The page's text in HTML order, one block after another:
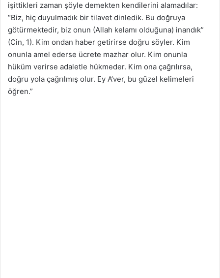
işittikleri zaman şöyle demekten kendilerini alamadılar:
“Biz, hiç duyulmadık bir tilavet dinledik. Bu doğruya
götürmektedir, biz onun (Allah kelamı olduğuna) inandık”
(Cin, 1). Kim ondan haber getirirse doğru söyler. Kim
onunla amel ederse ücrete mazhar olur. Kim onunla
hüküm verirse adaletle hükmeder. Kim ona çağrılırsa,
doğru yola çağrılmış olur. Ey A’ver, bu güzel kelimeleri
öğren.”